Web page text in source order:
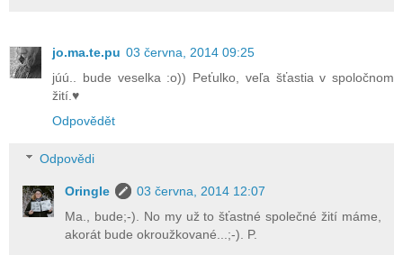
jo.ma.te.pu 03 června, 2014 09:25
júú.. bude veselka :o)) Peťulko, veľa šťastia v spoločnom
žití.♥
Odpovědět
Odpovědi
Oringle
03 června, 2014 12:07
Ma., bude;-). No my už to šťastné společné žití máme,
akorát bude okroužkované...;-). P.